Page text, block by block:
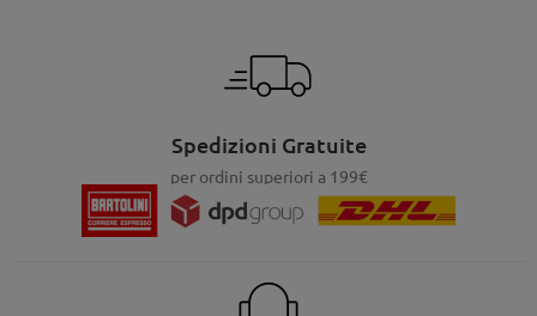
Spedizioni Gratuite
per ordini superiori a 199€